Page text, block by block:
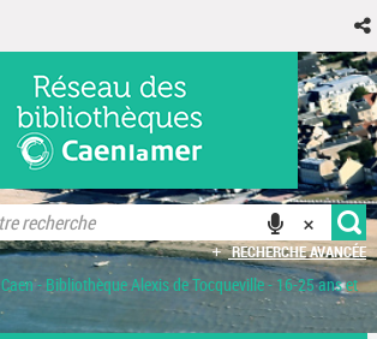
RECHERCHE AVANCÉE
Caen - Bibliothèque Alexis de Tocqueville - 16-25 ans et